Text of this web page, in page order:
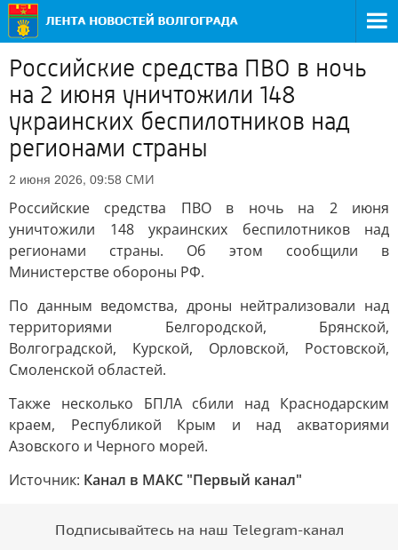
Российские средства ПВО в ночь
на 2 июня уничтожили 148
украинских беспилотников над
регионами страны
2 июня 2026, 09:58 СМИ
Российские средства ПВО в ночь на 2 июня
уничтожили 148 украинских беспилотников над
регионами страны. Об этом сообщили в
Министерстве обороны РФ.
По данным ведомства, дроны нейтрализовали над
территориями Белгородской, Брянской,
Волгоградской, Курской, Орловской, Ростовской,
Смоленской областей.
Также несколько БПЛА сбили над Краснодарским
краем, Республикой Крым и над акваториями
Азовского и Черного морей.
Источник: Канал в МАКС "Первый канал"
Подписывайтесь на наш Telegram-канал